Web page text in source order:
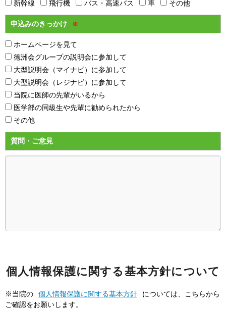
新幹線 飛行機 バス・高速バス 車 その他
申込みのきっかけ ※
ホームページを見て
徳洲会グループの説明会に参加して
大型説明会（マイナビ）に参加して
大型説明会（レジナビ）に参加して
当院に医師の先輩がいるから
医学部の同級生や先輩に勧められたから
その他
質問・ご意見
個人情報保護に関する基本方針について
※当院の 個人情報保護に関する基本方針
については、こちらから
ご確認をお願いします。